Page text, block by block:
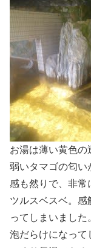
お湯は薄い黄色の
弱いタマゴの匂い
感も然りで、非常
ツルスベスベ。感
ってしまいまし
泡だらけになって